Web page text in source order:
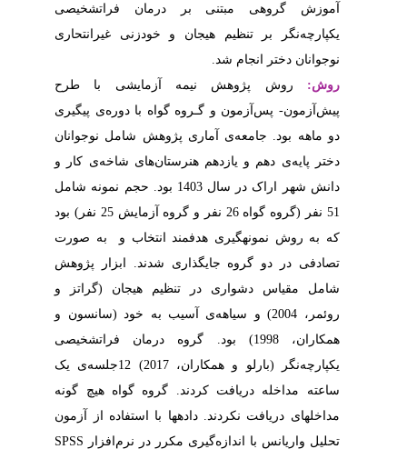
فراتشخیصی
غیرانتحاری
ﺑﺎ ﻃﺮح
دوره‌ی پیگیری
شامل نوجوانان
شاخه‌ی‌ کار و
در سال 1403 بود. حجم نمونه شامل
نفر و گروه آزمایش 25 نفر) بود
و به صورت
ابزار پژوهش
(گراتز و
(سانسون و
فراتشخیصی
نگر (بارلو و همکاران، 2017) 12جلسه‌ی یک
گونه
از آزمون
SPSS